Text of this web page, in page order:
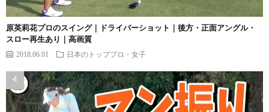
原英莉花プロのスイング｜ドライバーショット｜後方・正面アングル・
スロー再生あり｜高画質
2018.06.01 日本のトッププロ・女子